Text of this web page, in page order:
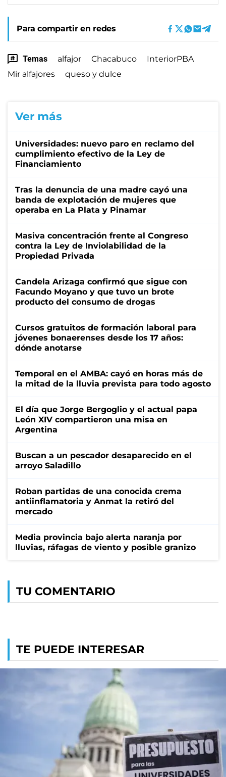
Para compartir en redes
Temas alfajor Chacabuco
InteriorPBA
Mir alfajores
queso y dulce
Ver más
Universidades: nuevo paro en reclamo del
cumplimiento efectivo de la Ley de
Financiamiento
Tras la denuncia de una madre cayó una
banda de explotación de mujeres que
operaba en La Plata y Pinamar
Masiva concentración frente al Congreso
contra la Ley de Inviolabilidad de la
Propiedad Privada
Candela Arizaga confirmó que sigue con
Facundo Moyano y que tuvo un brote
producto del consumo de drogas
Cursos gratuitos de formación laboral para
jóvenes bonaerenses desde los 17 años:
dónde anotarse
Temporal en el AMBA: cayó en horas más de
la mitad de la lluvia prevista para todo agosto
El día que Jorge Bergoglio y el actual papa
León XIV compartieron una misa en
Argentina
Buscan a un pescador desaparecido en el
arroyo Saladillo
Roban partidas de una conocida crema
antiinflamatoria y Anmat la retiró del
mercado
Media provincia bajo alerta naranja por
lluvias, ráfagas de viento y posible granizo
TU COMENTARIO
TE PUEDE INTERESAR